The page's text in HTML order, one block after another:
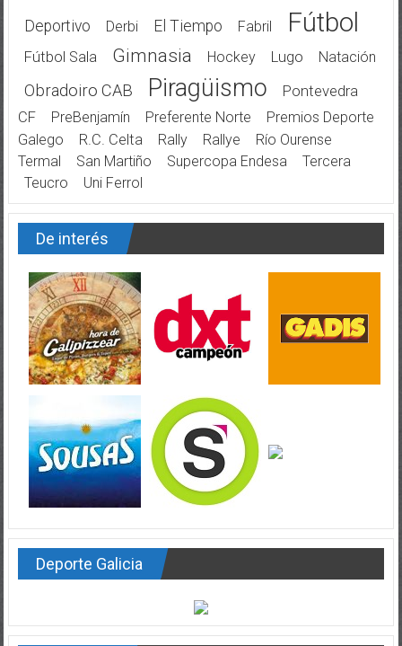
Deportivo Derbi El Tiempo Fabril Fútbol
Fútbol Sala Gimnasia Hockey Lugo Natación
Obradoiro CAB Piragüismo
Pontevedra
CF
PreBenjamín Preferente Norte
Premios Deporte
Galego
R.C. Celta Rally Rallye
Río Ourense
Termal
San Martiño Supercopa Endesa
Tercera
Teucro
Uni Ferrol
De interés
Deporte Galicia